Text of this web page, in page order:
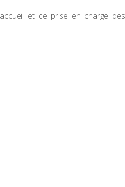
et de prise en charge des